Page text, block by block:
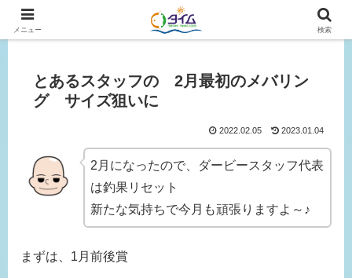
広島、岡山の釣り情報はタイムにおまかせ！
とあるスタッフの 2月最初のメバリン
グ サイズ狙いに
2022.02.05 2023.01.04
2月になったので、ダービースタッフ代表
は釣果リセット
新たな気持ちで今月も頑張りますよ～♪
まずは、1月前後賞
メニュー 検索